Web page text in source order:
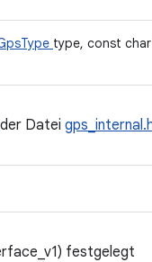
type, const
der Datei
festgelegt